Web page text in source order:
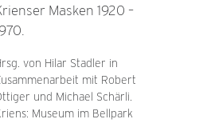
Masken 1920 –
von Hilar Stadler in
mit Robert
und Michael Schärli.
Museum im Bellpark